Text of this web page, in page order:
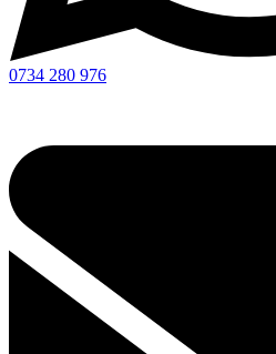
0734 280 976